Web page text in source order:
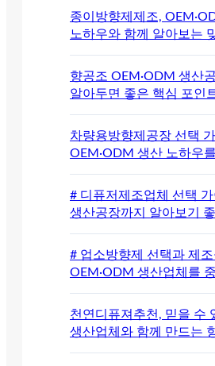
종이방향제제조,
노하우와 함께 알아보는
향공조 OEM·ODM 생산
알아두면 좋은 핵심 포인
차량용방향제공장 선택
OEM·ODM 생산 노하우
# 디퓨저제조업체 선택
생산공장까지 알아보기
# 업소방향제 선택과 제
OEM·ODM 생산업체를
천연디퓨져추천, 믿을 수
생산업체와 함께 만드는